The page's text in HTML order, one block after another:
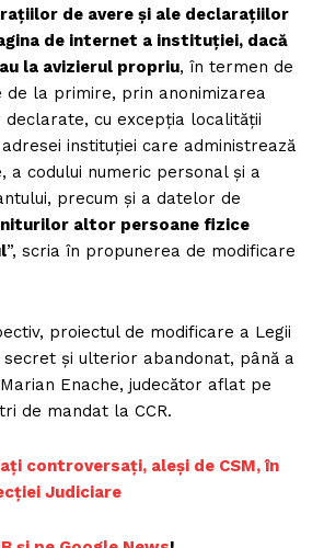
de avere şi ale declaraţiilor
de internet a instituţiei, dacă
la avizierul propriu, în termen de
de la primire, prin anonimizarea
cu excepţia localităţii
instituţiei care administrează
a codului numeric personal şi a
precum şi a datelor de
altor persoane fizice
”, scria în propunerea de modificare
proiectul de modificare a Legii
și ulterior abandonat, până a
Enache, judecător aflat pe
de mandat la CCR.
controversați, aleși de CSM, în
Judiciare